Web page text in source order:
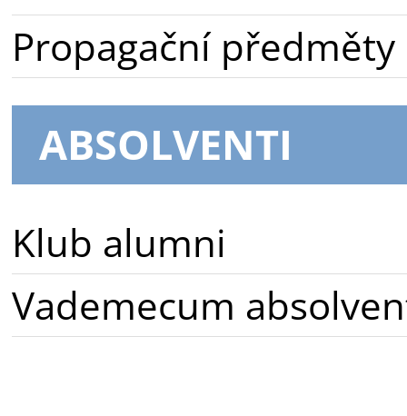
Propagační předměty
ABSOLVENTI
Klub alumni
Vademecum